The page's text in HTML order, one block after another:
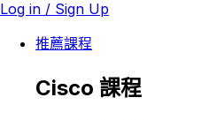
Log in / Sign Up
推薦課程
Cisco 課程